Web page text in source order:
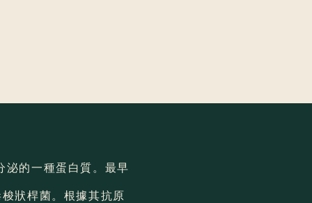
泌的一種蛋白質。最早
狀桿菌。根據其抗原